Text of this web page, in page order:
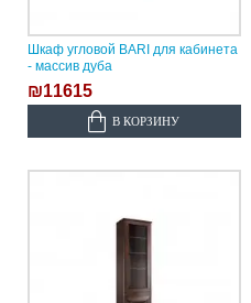
Шкаф угловой BARI для кабинета
- массив дуба
₪11615
В КОРЗИНУ